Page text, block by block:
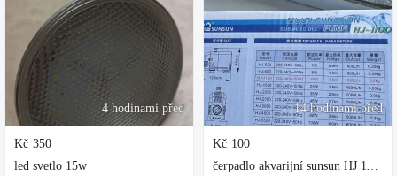
4 hodinami před
Kč 350
led svetlo 15w
14 hodinami před
Kč 100
čerpadlo akvarijní sunsun HJ 1100